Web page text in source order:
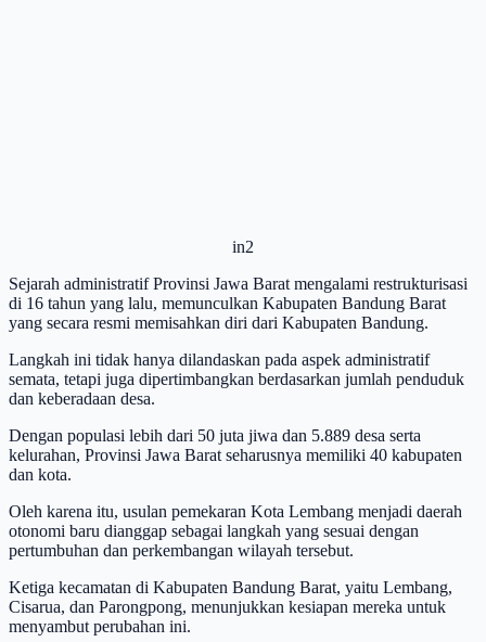
in2
Sejarah administratif Provinsi Jawa Barat mengalami restrukturisasi
di 16 tahun yang lalu, memunculkan Kabupaten Bandung Barat
yang secara resmi memisahkan diri dari Kabupaten Bandung.
Langkah ini tidak hanya dilandaskan pada aspek administratif
semata, tetapi juga dipertimbangkan berdasarkan jumlah penduduk
dan keberadaan desa.
Dengan populasi lebih dari 50 juta jiwa dan 5.889 desa serta
kelurahan, Provinsi Jawa Barat seharusnya memiliki 40 kabupaten
dan kota.
Oleh karena itu, usulan pemekaran Kota Lembang menjadi daerah
otonomi baru dianggap sebagai langkah yang sesuai dengan
pertumbuhan dan perkembangan wilayah tersebut.
Ketiga kecamatan di Kabupaten Bandung Barat, yaitu Lembang,
Cisarua, dan Parongpong, menunjukkan kesiapan mereka untuk
menyambut perubahan ini.